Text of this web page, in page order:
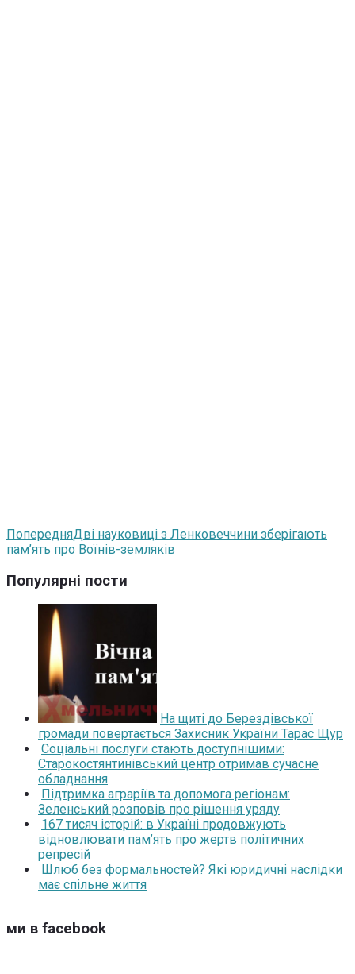
ПопередняДві науковиці з Ленковеччини зберігають
пам’ять про Воїнів-земляків
Популярні пости
На щиті до Берездівської
громади повертається Захисник України Тарас Щур
Соціальні послуги стають доступнішими:
Старокостянтинівський центр отримав сучасне
обладнання
Підтримка аграріїв та допомога регіонам:
Зеленський розповів про рішення уряду
167 тисяч історій: в Україні продовжують
відновлювати пам’ять про жертв політичних
репресій
Шлюб без формальностей? Які юридичні наслідки
має спільне життя
ми в facebook